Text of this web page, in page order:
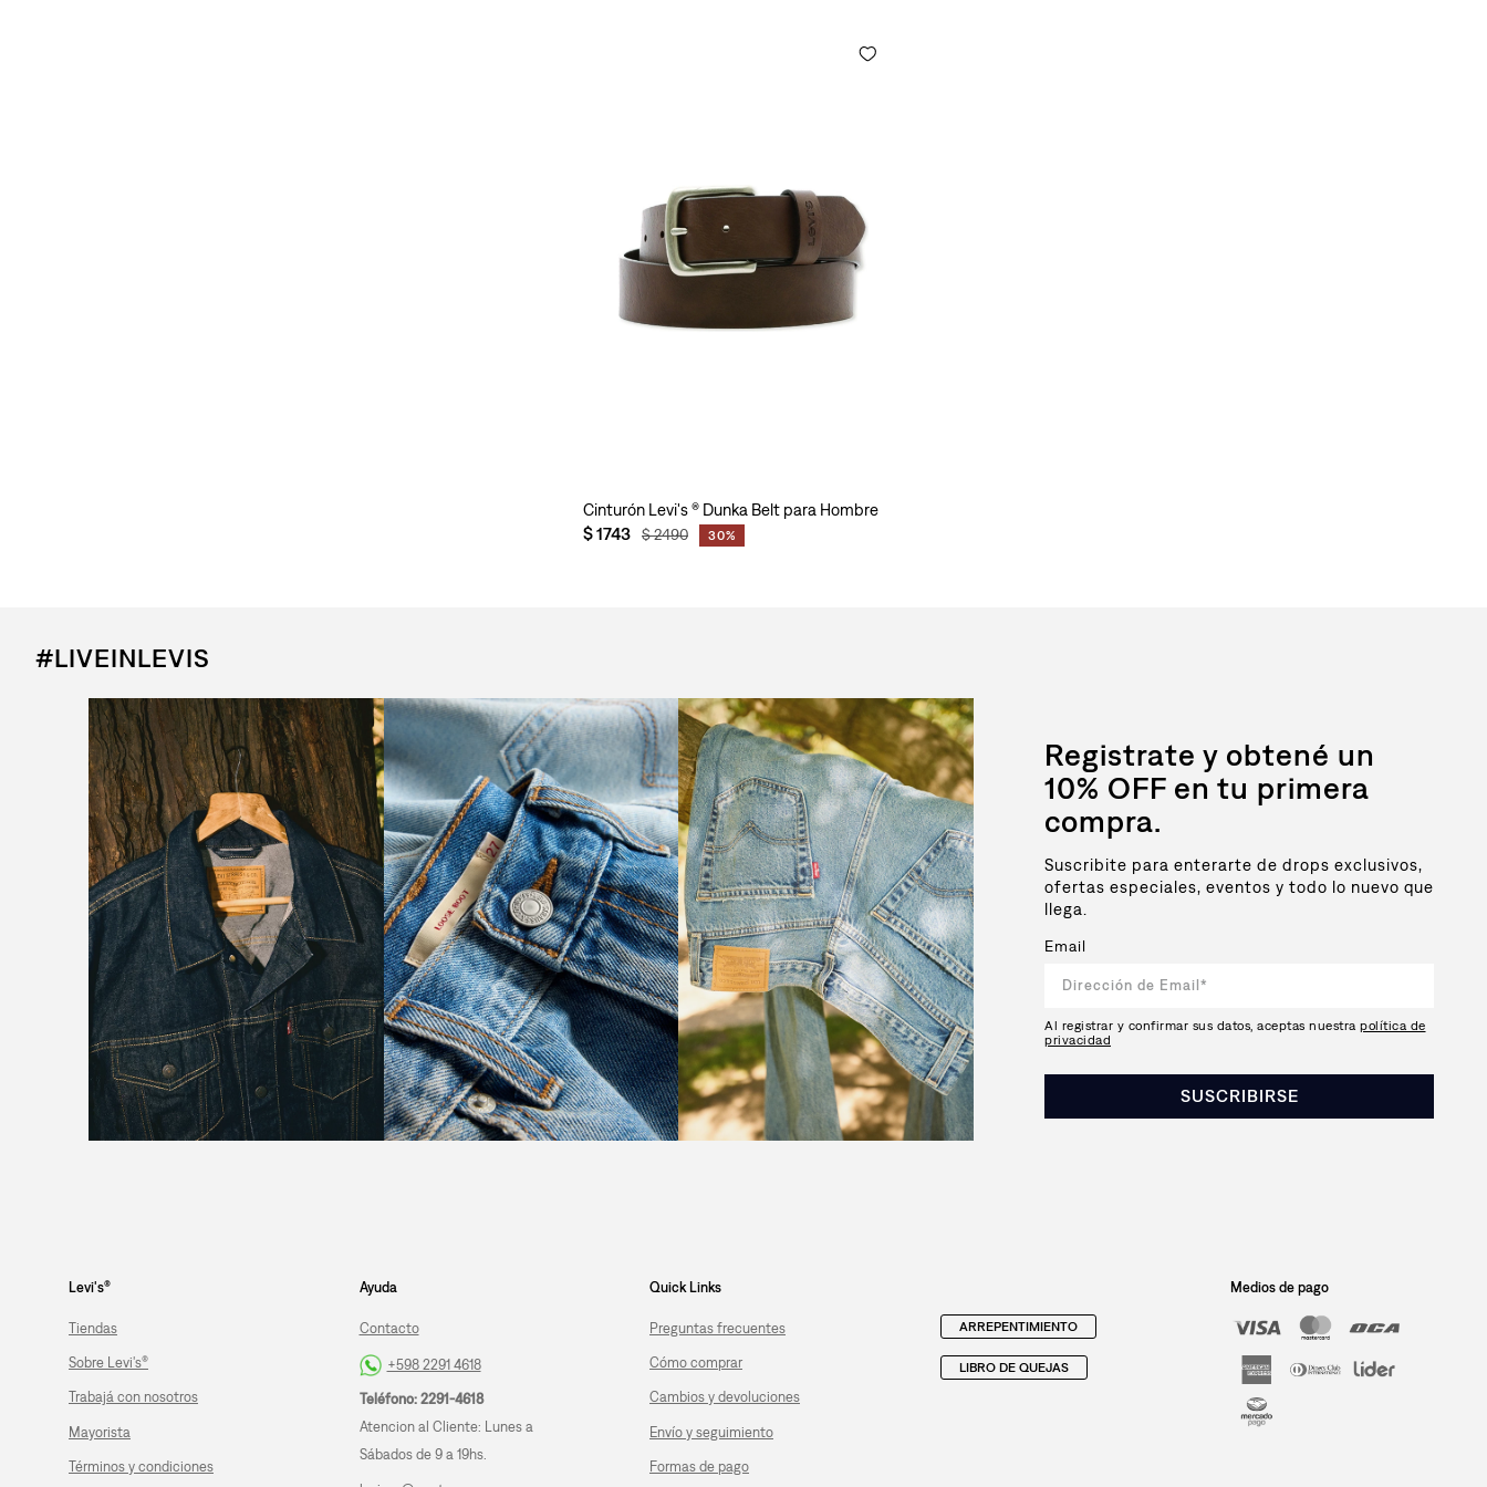
Cinturón Levi's ® Dunka Belt para Hombre
$1743 $2490 30%
#LIVEINLEVIS
Registrate y obtené un
10% OFF en tu primera
compra.
Suscribite para enterarte de drops exclusivos,
ofertas especiales, eventos y todo lo nuevo que
llega.
Email
Al registrar y confirmar sus datos, aceptas nuestra política de
privacidad
SUSCRIBIRSE
Levi's®
Tiendas
Sobre Levi's®
Trabajá con nosotros
Mayorista
Términos y condiciones
Ayuda
Contacto
+598 2291 4618
Teléfono: 2291-4618
Atencion al Cliente: Lunes a
Sábados de 9 a 19hs.
Quick Links
Preguntas frecuentes
Cómo comprar
Cambios y devoluciones
Envío y seguimiento
Formas de pago
ARREPENTIMIENTO
LIBRO DE QUEJAS
Medios de pago